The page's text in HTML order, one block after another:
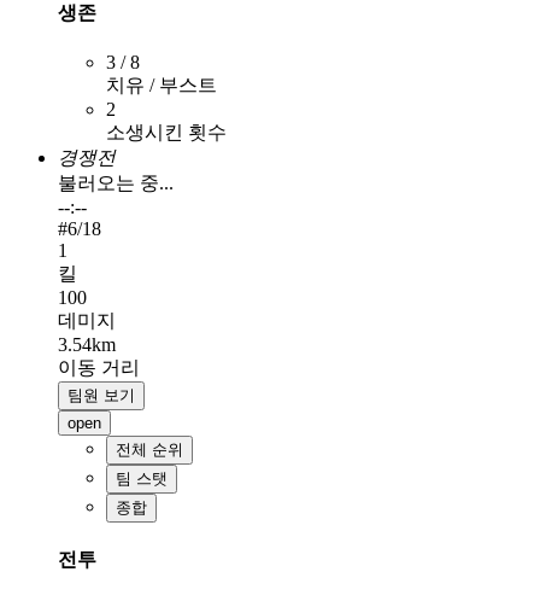
생존
3 / 8
치유 / 부스트
2
소생시킨 횟수
경쟁전
불러오는 중...
--:--
#6/18
1
킬
100
데미지
3.54km
이동 거리
팀원 보기
open
전체 순위
팀 스탯
종합
전투